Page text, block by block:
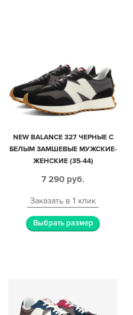
NEW BALANCE 327 ЧЕРНЫЕ С
БЕЛЫМ ЗАМШЕВЫЕ МУЖСКИЕ-
ЖЕНСКИЕ (35-44)
7 290 руб.
Заказать в 1 клик
Выбрать размер